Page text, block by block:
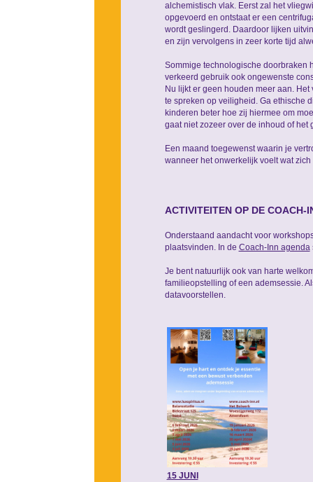
alchemistisch vlak. Eerst zal het
opgevoerd en ontstaat er een
wordt geslingerd. Daardoor lijken
en zijn vervolgens in zeer korte tijd
Sommige technologische doorbraken
verkeerd gebruik ook ongewenste
Nu lijkt er geen houden meer aan.
te spreken op veiligheid. Ga ethische
kinderen beter hoe zij hiermee om
gaat niet zozeer over de inhoud of het
Een maand toegewenst waarin je
wanneer het onwerkelijk voelt wat zich
ACTIVITEITEN OP DE COACH-
Onderstaand aandacht voor
plaatsvinden. In de Coach-Inn agenda
Je bent natuurlijk ook van harte
familieopstelling of een ademsessie.
datavoorstellen.
15 JUNI